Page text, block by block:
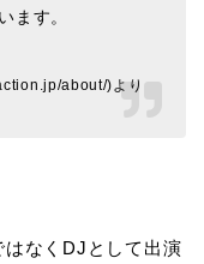
ます。
about/)より
なくDJとして出演